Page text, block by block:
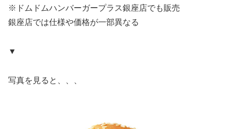
※ドムドムハンバーガープラス銀座店でも販売
銀座店では仕様や価格が一部異なる
▼
写真を見ると、、、